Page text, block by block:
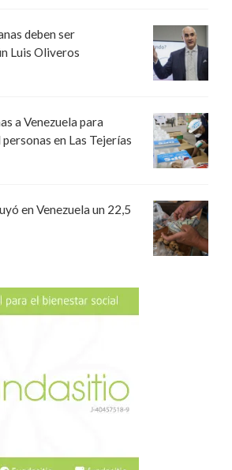
deben ser
Luis Oliveros
a Venezuela para
en Las Tejerías
en Venezuela un 22,5